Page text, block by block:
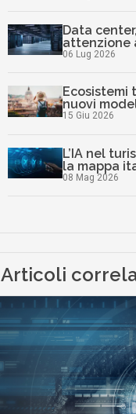
Data
attenzione
06 Lug 2026
Ecosistemi
nuovi
15 Giu 2026
L’IA nel
la mappa
08 Mag 2026
Articoli